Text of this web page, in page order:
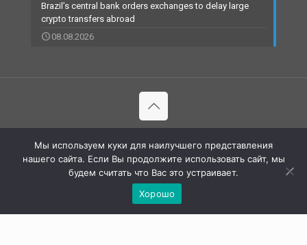
Brazil’s central bank orders exchanges to delay large
crypto transfers abroad
08.08.2026
технологии | All Rights Reserved |
Мы используем куки для наилучшего представления
нашего сайта. Если Вы продолжите использовать сайт, мы
будем считать что Вас это устраивает.
Хорошо